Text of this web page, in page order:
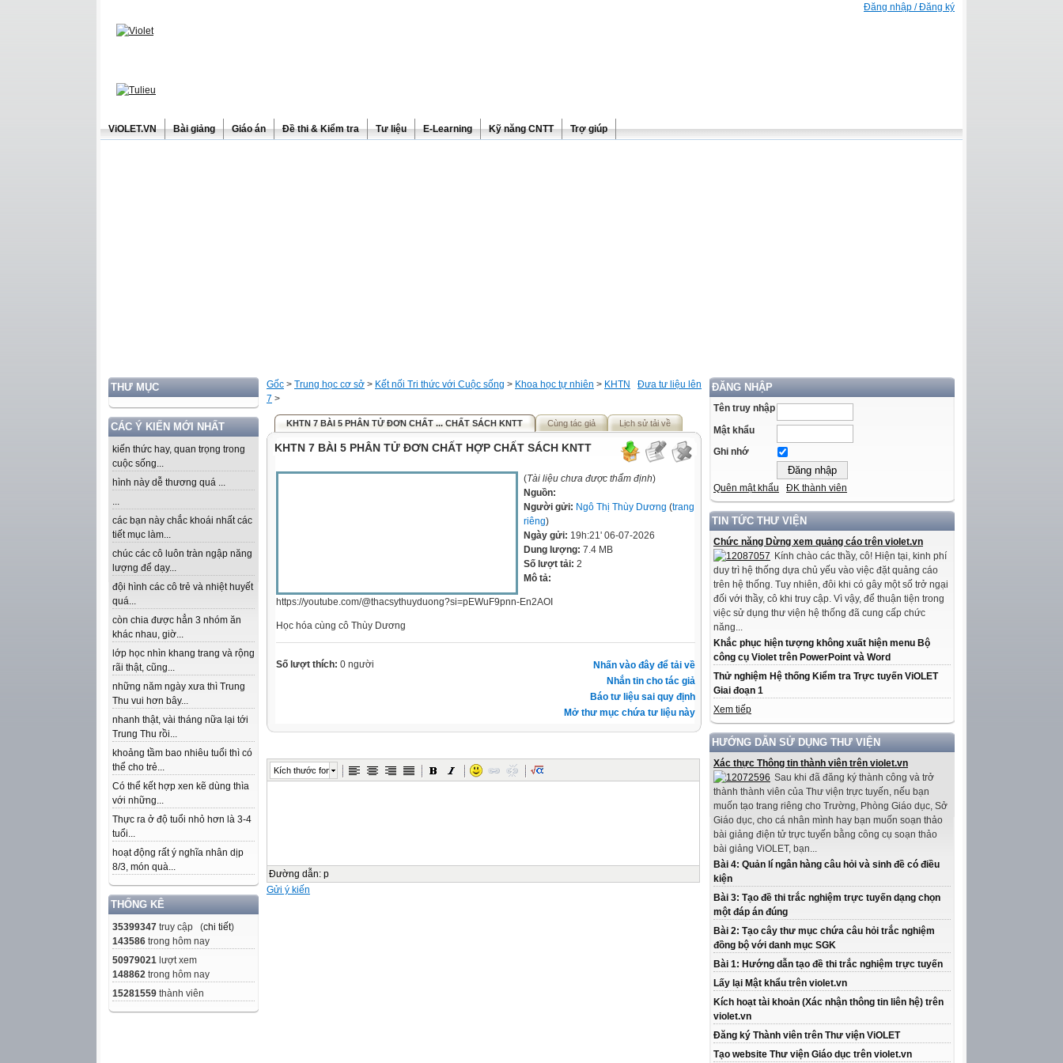
Đăng nhập / Đăng ký
ViOLET.VN Bài giảng Giáo án Đề thi & Kiểm tra Tư liệu E-Learning Kỹ năng CNTT Trợ giúp
THƯ MỤC
CÁC Ý KIẾN MỚI NHẤT
kiến thức hay, quan trọng trong
cuộc sống...
hình này dễ thương quá ...
...
các bạn này chắc khoái nhất các
tiết mục làm...
chúc các cô luôn tràn ngập năng
lượng để dạy...
đội hình các cô trẻ và nhiệt huyết
quá...
còn chia được hẳn 3 nhóm ăn
khác nhau, giờ...
lớp học nhìn khang trang và rộng
rãi thật, cũng...
những năm ngày xưa thì Trung
Thu vui hơn bây...
nhanh thật, vài tháng nữa lại tới
Trung Thu rồi...
khoảng tầm bao nhiêu tuổi thì có
thể cho trẻ...
Có thể kết hợp xen kẽ dùng thìa
với những...
Thực ra ở độ tuổi nhỏ hơn là 3-4
tuổi...
hoạt động rất ý nghĩa nhân dịp
8/3, món quà...
THỐNG KÊ
35399347 truy cập (chi tiết)
143586 trong hôm nay
50979021 lượt xem
148862 trong hôm nay
15281559 thành viên
ĐĂNG NHẬP
Tên truy nhập
Mật khẩu
Ghi nhớ
Quên mật khẩu ĐK thành viên
TIN TỨC THƯ VIỆN
Chức năng Dừng xem quảng cáo trên violet.vn
Kính chào các thầy, cô! Hiện tại, kinh phí
duy trì hệ thống dựa chủ yếu vào việc đặt quảng cáo
trên hệ thống. Tuy nhiên, đôi khi có gây một số trở ngại
đối với thầy, cô khi truy cập. Vì vậy, để thuận tiện trong
việc sử dụng thư viện hệ thống đã cung cấp chức
năng...
Khắc phục hiện tượng không xuất hiện menu Bộ
công cụ Violet trên PowerPoint và Word
Thử nghiệm Hệ thống Kiểm tra Trực tuyến ViOLET
Giai đoạn 1
Xem tiếp
HƯỚNG DẪN SỬ DỤNG THƯ VIỆN
Xác thực Thông tin thành viên trên violet.vn
Sau khi đã đăng ký thành công và trở
thành thành viên của Thư viện trực tuyến, nếu bạn
muốn tạo trang riêng cho Trường, Phòng Giáo dục, Sở
Giáo dục, cho cá nhân mình hay bạn muốn soạn thảo
bài giảng điện tử trực tuyến bằng công cụ soạn thảo
bài giảng ViOLET, bạn...
Bài 4: Quản lí ngân hàng câu hỏi và sinh đề có điều
kiện
Bài 3: Tạo đề thi trắc nghiệm trực tuyến dạng chọn
một đáp án đúng
Bài 2: Tạo cây thư mục chứa câu hỏi trắc nghiệm
đồng bộ với danh mục SGK
Bài 1: Hướng dẫn tạo đề thi trắc nghiệm trực tuyến
Lấy lại Mật khẩu trên violet.vn
Kích hoạt tài khoản (Xác nhận thông tin liên hệ) trên
violet.vn
Đăng ký Thành viên trên Thư viện ViOLET
Tạo website Thư viện Giáo dục trên violet.vn
Đưa tư liệu lên
Gốc > Trung học cơ sở > Kết nối Tri thức với Cuộc sống > Khoa học tự nhiên > KHTN
7 >
KHTN 7 BÀI 5 PHÂN TỬ ĐƠN CHẤT ... CHẤT SÁCH KNTT Cùng tác giả Lịch sử tải về
KHTN 7 BÀI 5 PHÂN TỬ ĐƠN CHẤT HỢP CHẤT SÁCH KNTT
(Tài liệu chưa được thẩm định)
Nguồn:
Người gửi: Ngô Thị Thùy Dương (trang
riêng)
Ngày gửi: 19h:21' 06-07-2026
Dung lượng: 7.4 MB
Số lượt tải: 2
Mô tả:
https://youtube.com/@thacsythuyduong?si=pEWuF9pnn-En2AOI
Học hóa cùng cô Thùy Dương
Nhấn vào đây để tải về
Nhắn tin cho tác giả
Báo tư liệu sai quy định
Mở thư mục chứa tư liệu này
Số lượt thích: 0 người
Kích thước font
Đường dẫn: p
Gửi ý kiến